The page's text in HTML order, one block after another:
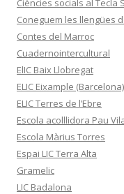
Ciències socials al Tecla
Coneguem les llengües
Contes del Marroc
Cuadernointercultural
ElIC Baix Llobregat
ELIC Eixample (Barcelona)
ELIC Terres de l’Ebre
Escola acolllidora Pau
Escola Màrius Torres
Espai LIC Terra Alta
Gramelic
LIC Badalona